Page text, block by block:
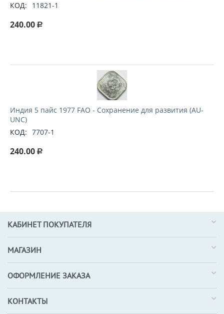
КОД:
11821-1
240.00 Р
Индия 5 пайс 1977 FAO - Сохранение для развития (AU-
UNC)
КОД: 7707-1
240.00 Р
КАБИНЕТ ПОКУПАТЕЛЯ
МАГАЗИН
ОФОРМЛЕНИЕ ЗАКАЗА
КОНТАКТЫ